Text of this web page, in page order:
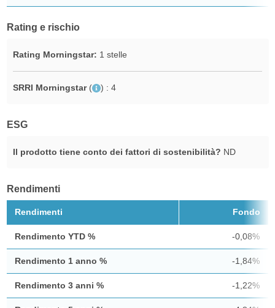
Rating e rischio
Rating Morningstar: 1 stelle
SRRI Morningstar ( ) : 4
ESG
Il prodotto tiene conto dei fattori di sostenibilità? ND
Rendimenti
Rendimenti Fondo
Rendimento YTD % -0,08%
Rendimento 1 anno % -1,84%
Rendimento 3 anni % -1,22%